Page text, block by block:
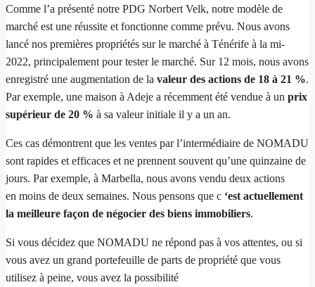
Comme l’a présenté notre PDG Norbert Velk, notre modèle de
marché est une réussite et fonctionne comme prévu. Nous avons
lancé nos premières propriétés sur le marché à Ténérife à la mi-
2022, principalement pour tester le marché. Sur 12 mois, nous avons
enregistré une augmentation de la valeur des actions de 18 à 21 %.
Par exemple, une maison à Adeje a récemment été vendue à un prix
supérieur de 20 % à sa valeur initiale il y a un an.
Ces cas démontrent que les ventes par l’intermédiaire de NOMADU
sont rapides et efficaces et ne prennent souvent qu’une quinzaine de
jours. Par exemple, à Marbella, nous avons vendu deux actions
en moins de deux semaines. Nous pensons que c ‘est actuellement
la meilleure façon de négocier des biens immobiliers.
Si vous décidez que NOMADU ne répond pas à vos attentes, ou si
vous avez un grand portefeuille de parts de propriété que vous
utilisez à peine, vous avez la possibilité